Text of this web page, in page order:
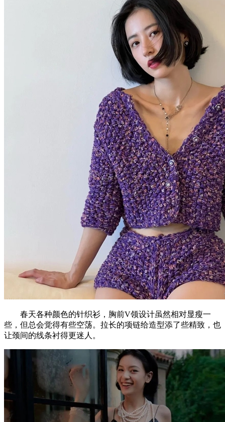
春天各种颜色的针织衫，胸前V领设计虽然相对显瘦一
些，但总会觉得有些空荡。拉长的项链给造型添了些精致，也
让颈间的线条衬得更迷人。